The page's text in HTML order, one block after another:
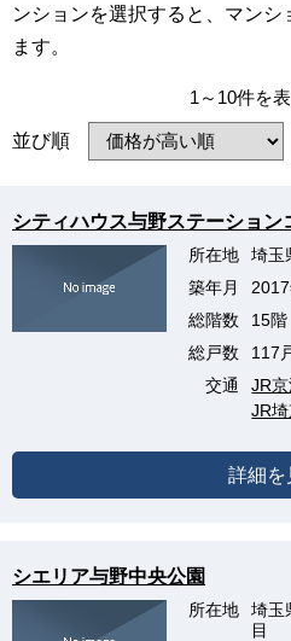
ンションを選択すると、マンシ
ます。
1～10件を
並び順
シティハウス与野ステーション
所在地
埼玉
築年月
総階数
15階
総戸数
117
交通
JR
JR
詳細を
シエリア与野中央公園
所在地
埼玉
目